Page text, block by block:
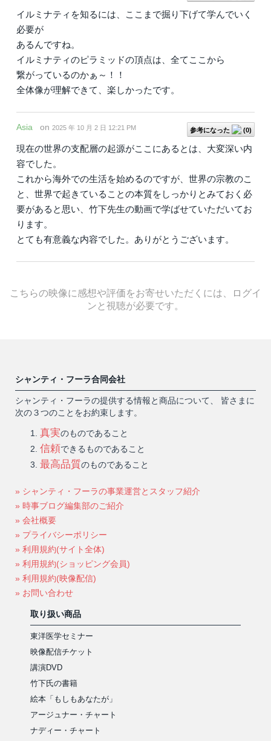
イルミナティを知るには、ここまで掘り下げて学んでいく
必要が
あるんですね。
イルミナティのピラミッドの頂点は、全てここから
繋がっているのかぁ～！！
全体像が理解できて、楽しかったです。
参考になった (0)
Asia on 2025 年 10 月 2 日 12:21 PM
現在の世界の支配層の起源がここにあるとは、大変深い内
容でした。
これから海外での生活を始めるのですが、世界の宗教のこ
と、世界で起きていることの本質をしっかりとみておく必
要があると思い、竹下先生の動画で学ばせていただいてお
ります。
とても有意義な内容でした。ありがとうございます。
こちらの映像に感想や評価をお寄せいただくには、ログイ
ンと視聴が必要です。
シャンティ・フーラ合同会社
シャンティ・フーラの提供する情報と商品について、 皆さまに
次の３つのことをお約束します。
真実のものであること
信頼できるものであること
最高品質のものであること
» シャンティ・フーラの事業運営とスタッフ紹介
» 時事ブログ編集部のご紹介
» 会社概要
» プライバシーポリシー
» 利用規約(サイト全体)
» 利用規約(ショッピング会員)
» 利用規約(映像配信)
» お問い合わせ
取り扱い商品
東洋医学セミナー
映像配信チケット
講演DVD
竹下氏の書籍
絵本「もしもあなたが」
アージュナー・チャート
ナディー・チャート